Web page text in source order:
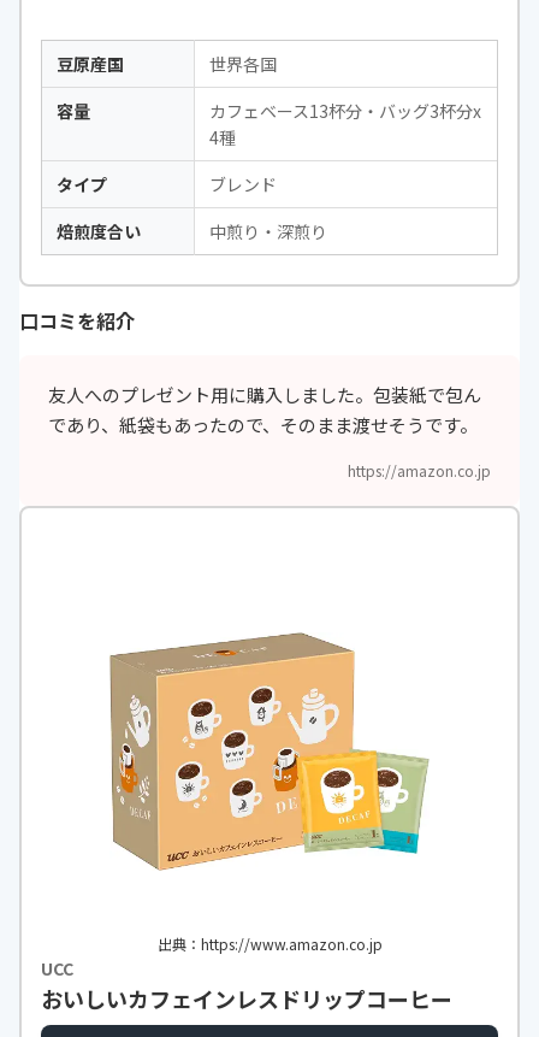
豆原産国
世界各国
容量
カフェベース13杯分・バッグ3杯分x
4種
タイプ
ブレンド
焙煎度合い
中煎り・深煎り
口コミを紹介
友人へのプレゼント用に購入しました。包装紙で包ん
であり、紙袋もあったので、そのまま渡せそうです。
https://amazon.co.jp
出典：https://www.amazon.co.jp
UCC
おいしいカフェインレスドリップコーヒー